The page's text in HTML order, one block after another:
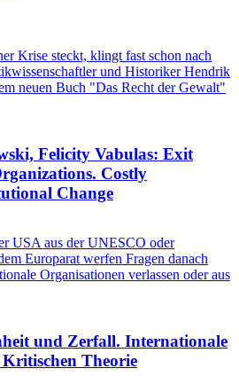
Krise steckt, klingt fast schon nach
und Historiker Hendrik
neuen Buch "Das Recht der Gewalt"
Felicity Vabulas: Exit
Costly
Change
USA aus der UNESCO oder
Europarat werfen Fragen danach
Organisationen verlassen oder aus
und Zerfall. Internationale
Theorie